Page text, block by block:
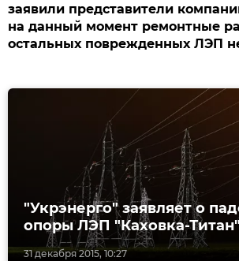
заявили представители
на данный момент ремонтные
остальных поврежденных ЛЭП
31 декабря 2015, 10:27
"Укрэнерго" заявляет о
опоры ЛЭП "Каховка-Титан"